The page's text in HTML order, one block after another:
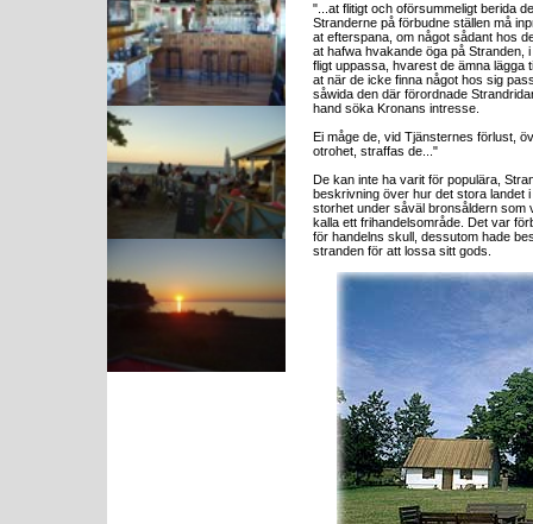
"...at flitigt och oförsummeligt berida
Stranderne på förbudne ställen må
at efterspana, om något sådant hos
at hafwa hvakande öga på Stranden,
fligt uppassa, hvarest de ämna lägga
at när de icke finna något hos sig
såwida den där förordnade
hand söka Kronans intresse.
Ei måge de, vid Tjänsternes förlust,
otrohet, straffas de..."
De kan inte ha varit för populära,
beskrivning över hur det stora landet
storhet under såväl bronsåldern som
kalla ett frihandelsområde. Det var
för handelns skull, dessutom hade
stranden för att lossa sitt gods.